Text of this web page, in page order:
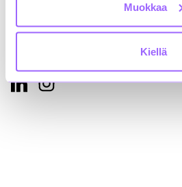
Muokkaa
Kiellä
Löydät meidät myös somesta!